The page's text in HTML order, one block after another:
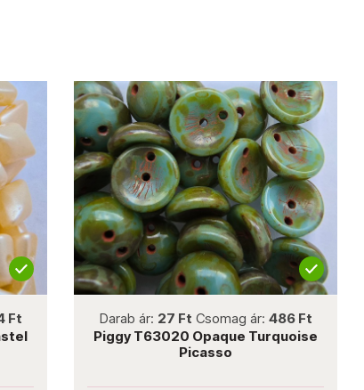
Darab ár:27 Ft Csomag ár:486 Ft
Piggy T63020 Opaque Turquoise
Picasso